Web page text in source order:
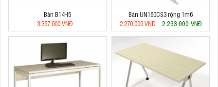
Bàn B14H5
3.357.000 VNĐ
Bàn UN160CS3 rộng 1m6
2.270.000 VNĐ
2.233.000 VNĐ